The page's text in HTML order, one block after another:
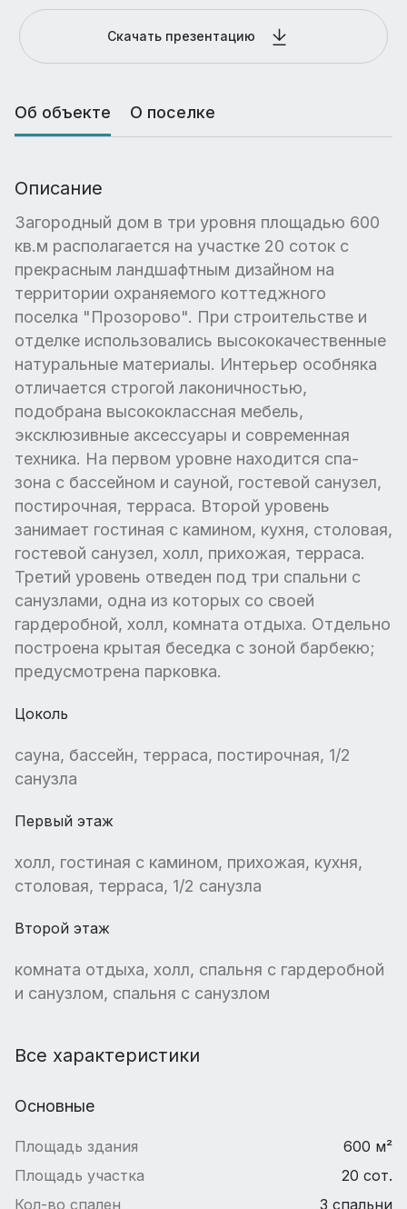
Скачать презентацию
Об объекте О поселке
Описание
Загородный дом в три уровня площадью 600
кв.м располагается на участке 20 соток с
прекрасным ландшафтным дизайном на
территории охраняемого коттеджного
поселка "Прозорово". При строительстве и
отделке использовались высококачественные
натуральные материалы. Интерьер особняка
отличается строгой лаконичностью,
подобрана высококлассная мебель,
эксклюзивные аксессуары и современная
техника. На первом уровне находится спа-
зона с бассейном и сауной, гостевой санузел,
постирочная, терраса. Второй уровень
занимает гостиная с камином, кухня, столовая,
гостевой санузел, холл, прихожая, терраса.
Третий уровень отведен под три спальни с
санузлами, одна из которых со своей
гардеробной, холл, комната отдыха. Отдельно
построена крытая беседка с зоной барбекю;
предусмотрена парковка.
Цоколь
сауна, бассейн, терраса, постирочная, 1/2
санузла
Первый этаж
холл, гостиная с камином, прихожая, кухня,
столовая, терраса, 1/2 санузла
Второй этаж
комната отдыха, холл, спальня с гардеробной
и санузлом, спальня с санузлом
Все характеристики
Основные
Площадь здания
600 м²
Площадь участка
20 сот.
Кол-во спален
3 спальни